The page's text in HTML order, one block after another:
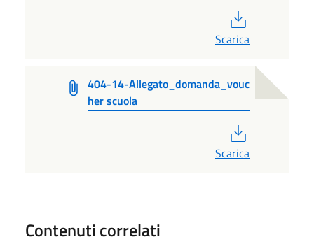
Scarica
404-14-Allegato_domanda_vouc
her scuola
Scarica
Contenuti correlati